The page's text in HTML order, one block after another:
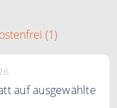
(1)
auf ausgewählte